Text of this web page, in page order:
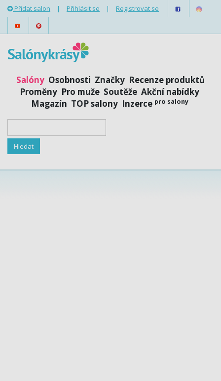
Přidat salon | Přihlásit se | Registrovat se
Salóny Osobnosti Značky Recenze produktů
Proměny Pro muže Soutěže Akční nabídky
Magazín TOP salony Inzerce pro salony